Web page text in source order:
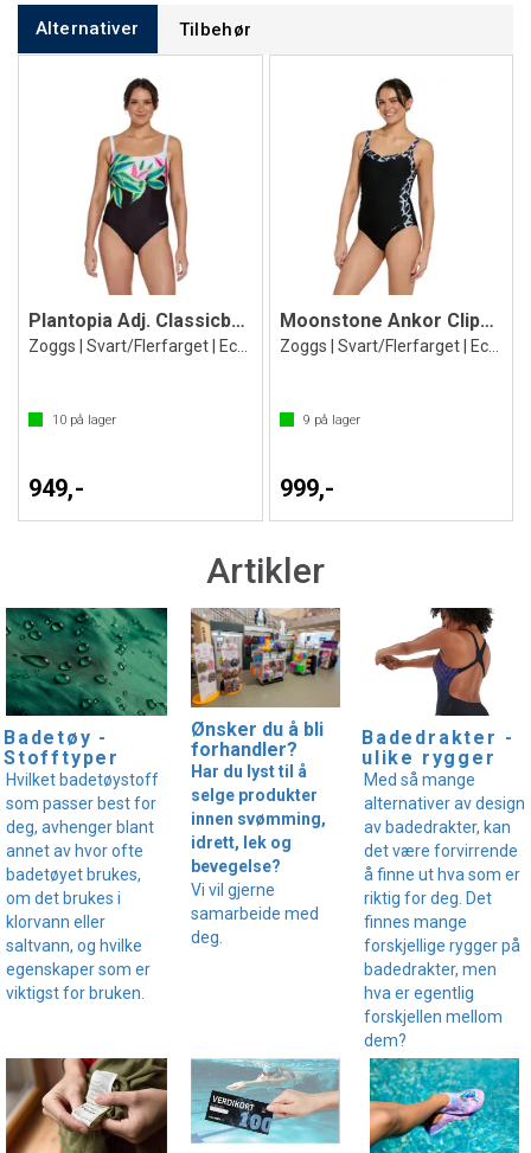
Alternativer Tilbehør
Plantopia Adj. Classicback Badedrakt
10 på lager
949,-
Moonstone Ankor Clipback Badedrakt
Zoggs | Svart/Flerfarget | Ecolast
9 på lager
999,-
Artikler
Badetøy -
Stofftyper
Hvilket badetøystoff
som passer best for
deg, avhenger blant
annet av hvor ofte
badetøyet brukes,
om det brukes i
klorvann eller
saltvann, og hvilke
egenskaper som er
viktigst for bruken.
Ønsker du å bli
forhandler?
Har du lyst til å
selge produkter
innen svømming,
idrett, lek og
bevegelse?
Vi vil gjerne
samarbeide med
deg.
Badedrakter -
ulike rygger
Med så mange
alternativer av design
av badedrakter, kan
det være forvirrende
å finne ut hva som er
riktig for deg. Det
finnes mange
forskjellige rygger på
badedrakter, men
hva er egentlig
forskjellen mellom
dem?